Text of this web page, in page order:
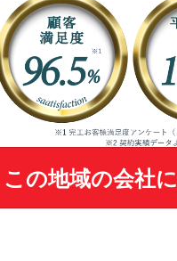
この地域の会社に